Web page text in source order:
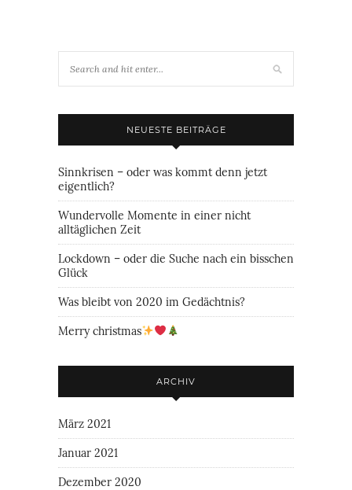
NEUESTE BEITRÄGE
Sinnkrisen – oder was kommt denn jetzt
eigentlich?
Wundervolle Momente in einer nicht
alltäglichen Zeit
Lockdown – oder die Suche nach ein bisschen
Glück
Was bleibt von 2020 im Gedächtnis?
Merry christmas
ARCHIV
März 2021
Januar 2021
Dezember 2020